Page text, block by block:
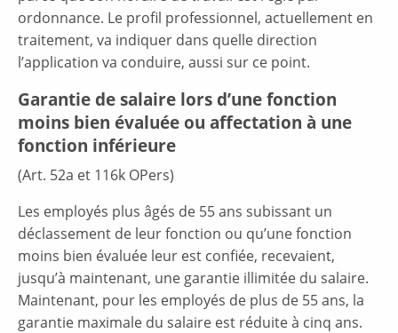
ordonnance. Le profil professionnel, actuellement en
traitement, va indiquer dans quelle direction
l’application va conduire, aussi sur ce point.
Garantie de salaire lors d’une fonction
moins bien évaluée ou affectation à une
fonction inférieure
(Art. 52a et 116k OPers)
Les employés plus âgés de 55 ans subissant un
déclassement de leur fonction ou qu’une fonction
moins bien évaluée leur est confiée, recevaient,
jusqu’à maintenant, une garantie illimitée du salaire.
Maintenant, pour les employés de plus de 55 ans, la
garantie maximale du salaire est réduite à cinq ans.